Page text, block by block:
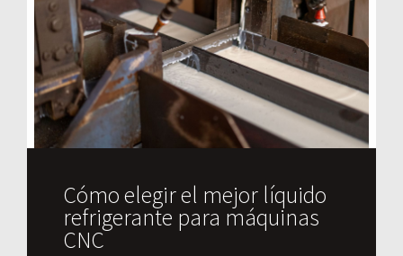
Cómo elegir el mejor líquido
refrigerante para máquinas
CNC